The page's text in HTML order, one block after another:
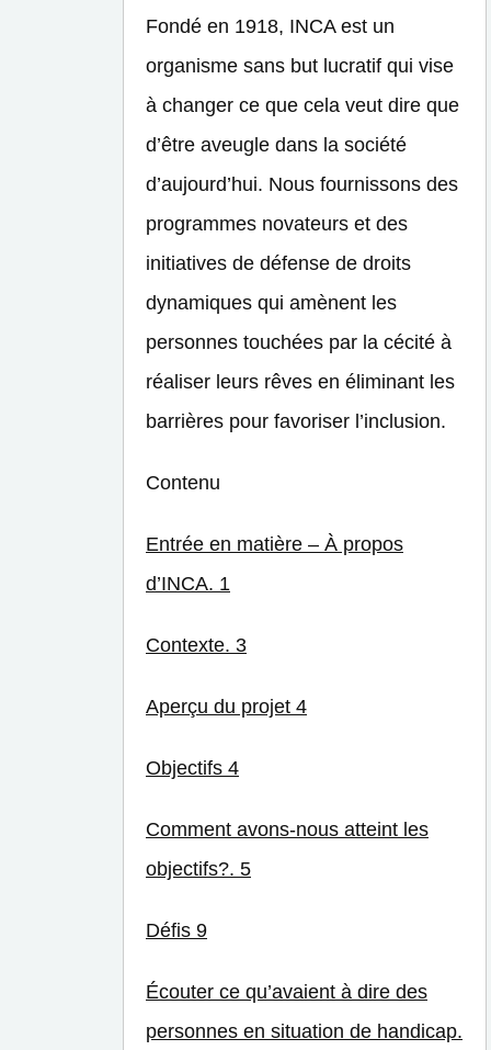
Fondé en 1918, INCA est un
organisme sans but lucratif qui vise
à changer ce que cela veut dire que
d’être aveugle dans la société
d’aujourd’hui. Nous fournissons des
programmes novateurs et des
initiatives de défense de droits
dynamiques qui amènent les
personnes touchées par la cécité à
réaliser leurs rêves en éliminant les
barrières pour favoriser l’inclusion.
Contenu
Entrée en matière – À propos
d’INCA. 1
Contexte. 3
Aperçu du projet 4
Objectifs 4
Comment avons-nous atteint les
objectifs?. 5
Défis 9
Écouter ce qu’avaient à dire des
personnes en situation de handicap.